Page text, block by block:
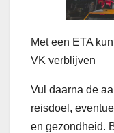
Met een ETA
VK verblijven
Vul daarna de
reisdoel,
en gezondheid.